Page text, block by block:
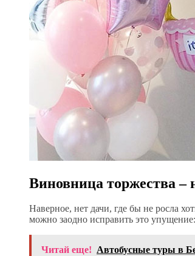
Виновница торжества –
Наверное, нет дачи, где бы не росла
можно заодно исправить это
Читай еще! Автобусные туры в